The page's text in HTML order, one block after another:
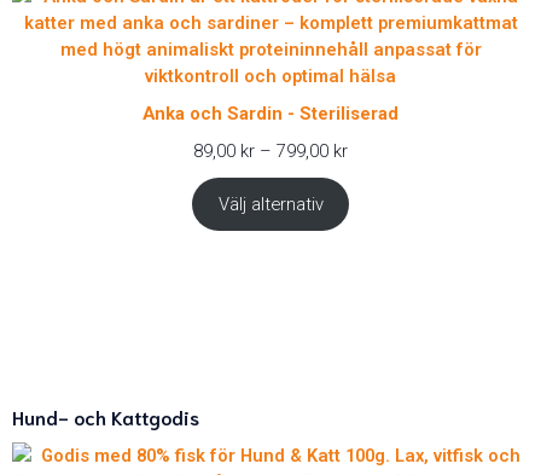
Anka och Sardin - Steriliserad
89,00 kr – 799,00 krPrisintervall:
till
799,00 kr
Välj alternativ
Hund- och Kattgodis